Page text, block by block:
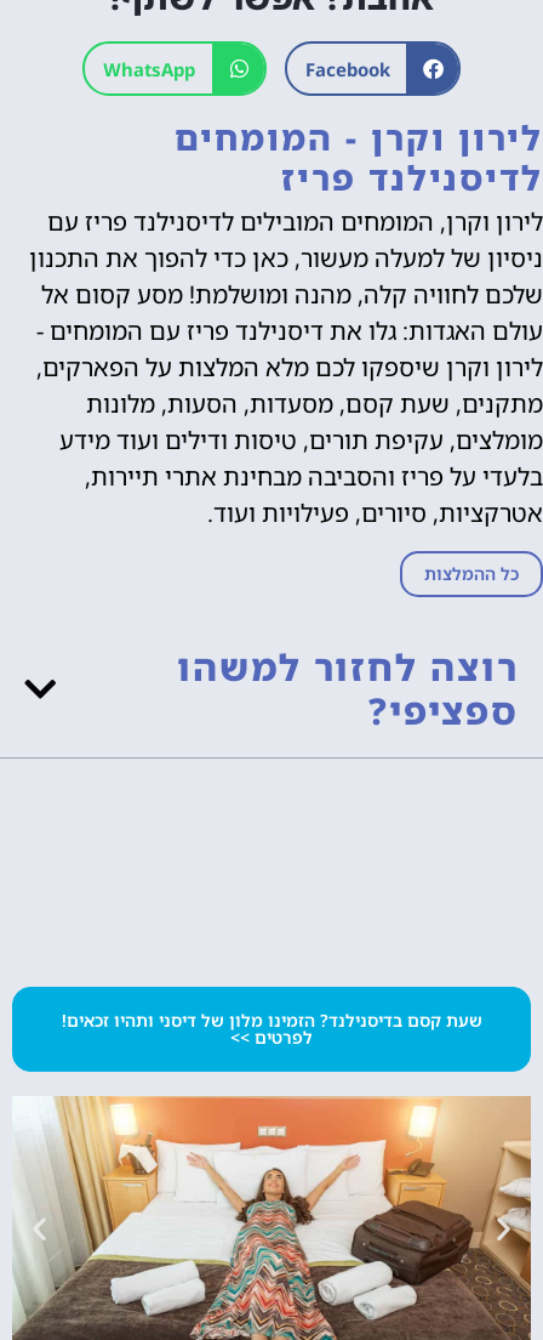
Facebook
WhatsApp
לירון וקרן - המומחים
לדיסנילנד פריז
לירון וקרן, המומחים המובילים לדיסנילנד פריז עם
ניסיון של למעלה מעשור, כאן כדי להפוך את התכנון
שלכם לחוויה קלה, מהנה ומושלמת! מסע קסום אל
עולם האגדות: גלו את דיסנילנד פריז עם המומחים -
לירון וקרן שיספקו לכם מלא המלצות על הפארקים,
מתקנים, שעת קסם, מסעדות, הסעות, מלונות
מומלצים, עקיפת תורים, טיסות ודילים ועוד מידע
בלעדי על פריז והסביבה מבחינת אתרי תיירות,
אטרקציות, סיורים, פעילויות ועוד.
כל ההמלצות
רוצה לחזור למשהו
ספציפי?
שעת קסם בדיסנילנד? הזמינו מלון של דיסני ותהיו זכאים!
לפרטים >>